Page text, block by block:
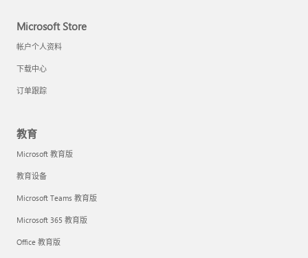
Microsoft Store
帐户个人资料
下载中心
订单跟踪
教育
Microsoft 教育版
教育设备
Microsoft Teams 教育版
Microsoft 365 教育版
Office 教育版